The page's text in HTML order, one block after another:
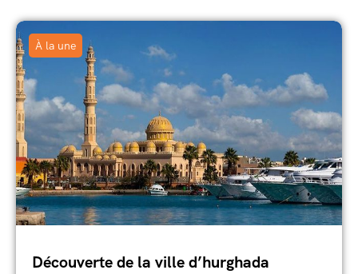
À la une
Découverte de la ville d’hurghada